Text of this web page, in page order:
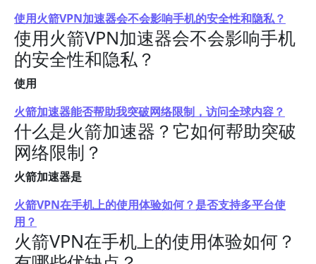
使用火箭VPN加速器会不会影响手机的安全性和隐私？
使用火箭VPN加速器会不会影响手机
的安全性和隐私？
使用
火箭加速器能否帮助我突破网络限制，访问全球内容？
什么是火箭加速器？它如何帮助突破
网络限制？
火箭加速器是
火箭VPN在手机上的使用体验如何？是否支持多平台使
用？
火箭VPN在手机上的使用体验如何？